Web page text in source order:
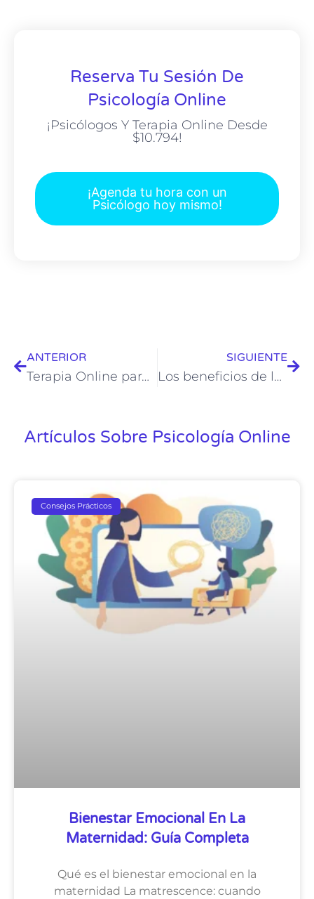
Reserva Tu Sesión De
Psicología Online
¡Psicólogos Y Terapia Online Desde
$10.794!
¡Agenda tu hora con un
Psicólogo hoy mismo!
ANTERIOR
Terapia Online para Adultos: Cómo Encontrar Equilibrio y Bienestar en Tu Vida Diaria
SIGUIENTE
Los beneficios de la psicología online: Mejorando tu bienestar desde la comodidad de tu hogar
Artículos Sobre Psicología Online
Consejos Prácticos
Bienestar Emocional En La
Maternidad: Guía Completa
Qué es el bienestar emocional en la
maternidad La matrescence: cuando